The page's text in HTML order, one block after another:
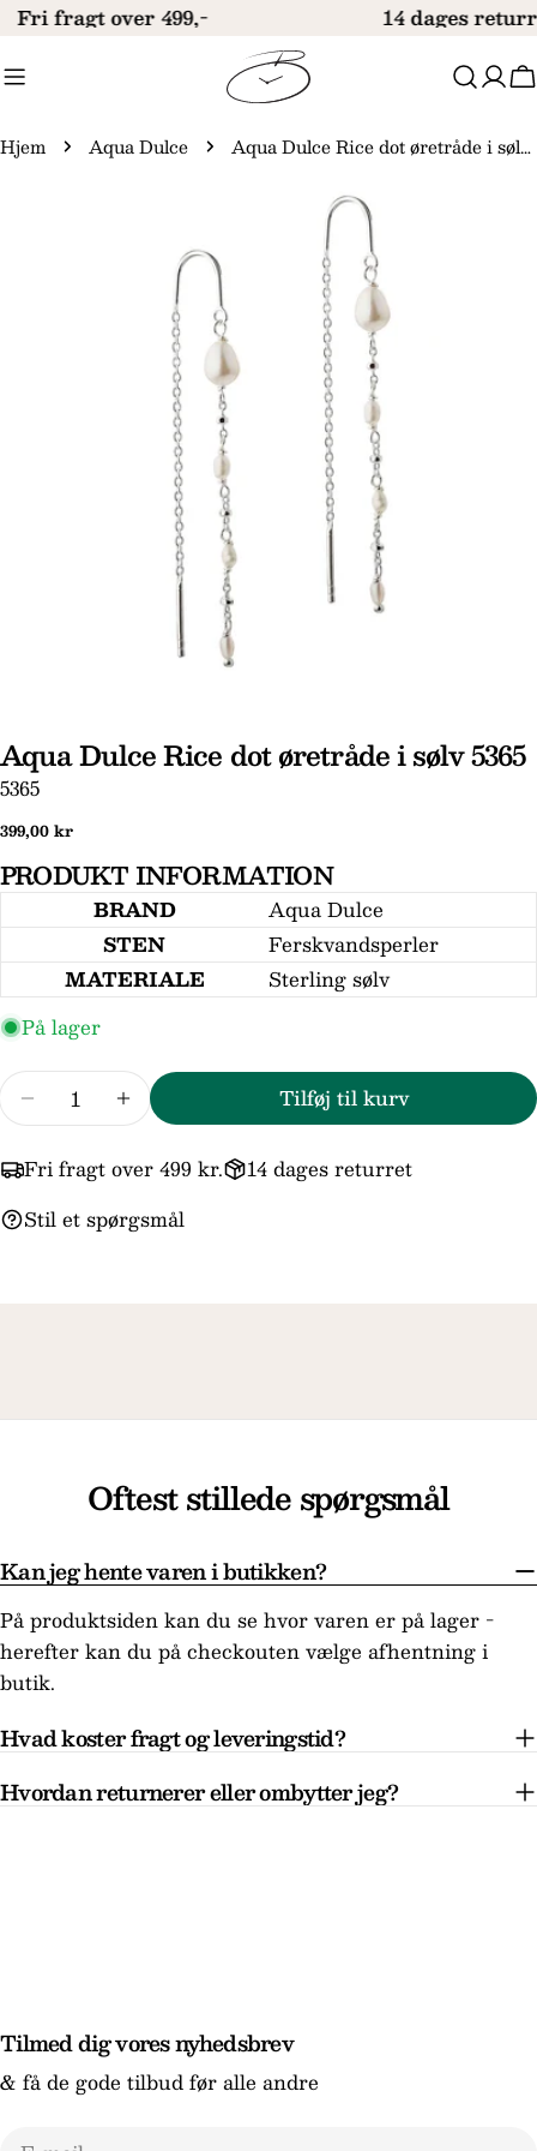
Gå
indhold
Fri fragt over 499,- 14 dages
Hjem Aqua Dulce Aqua Dulce Rice dot øretråde i sølv 5365
produktinformation
medie 0 i modal
Aqua Dulce Rice dot øretråde i sølv 5365
SKU:
5365
Normal
399,00 kr
PRODUKT INFORMATION
BRAND
Aqua Dulce
STEN
Ferskvandsperler
MATERIALE
Sterling sølv
På lager
Reducer mængden for Aqua Dulce Rice dot
Forøg mængden for Aqua Dulce Rice
Tilføj til kurv
Fri fragt over 499 kr.
14 dages returret
Stil et spørgsmål
Stil et spørgsmål
Din
email
Din
telefon
Din
besked
Felterne markeret med * er obligatoriske.
Send spørgsmål
Oftest stillede spørgsmål
Kan jeg hente varen i butikken?
På produktsiden kan du se hvor varen er på lager -
herefter kan du på checkouten vælge afhentning i
butik.
Hvad koster fragt og leveringstid?
Hvordan returnerer eller ombytter jeg?
Tilmed dig vores nyhedsbrev
& få de gode tilbud før alle andre
E-